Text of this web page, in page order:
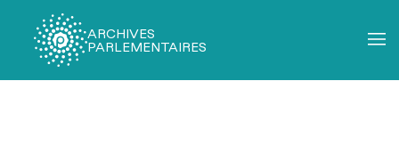
ARCHIVES
PARLEMENTAIRES